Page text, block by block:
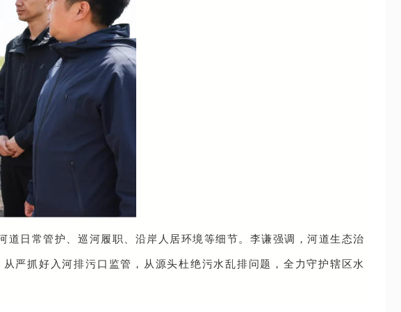
日常管护、巡河履职、沿岸人居环境等细节。李谦强调，河道生态治
严抓好入河排污口监管，从源头杜绝污水乱排问题，全力守护辖区水